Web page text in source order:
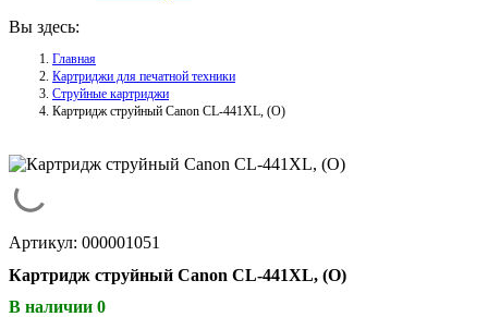
Вы здесь:
Главная
Картриджи для печатной техники
Струйные картриджи
Картридж струйный Canon CL-441XL, (O)
Артикул: 000001051
Картридж струйный Canon CL-441XL, (O)
В наличии 0